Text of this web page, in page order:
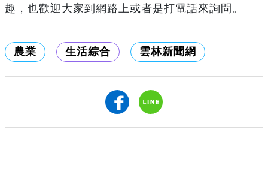
趣，也歡迎大家到網路上或者是打電話來詢問。
農業 生活綜合 雲林新聞網